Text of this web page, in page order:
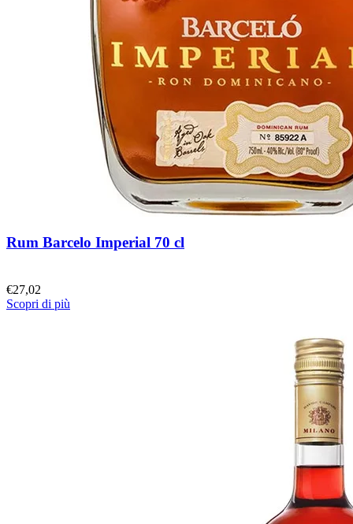
Rum Barcelo Imperial 70 cl
€27,02
Scopri di più